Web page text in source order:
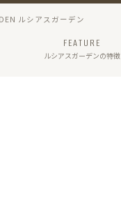
ルシアスガーデン
FEATURE
ルシアスガーデンの特徴